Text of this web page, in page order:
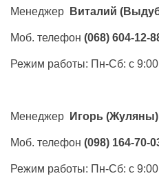
Менеджер Виталий
Моб. телефон (068) 604-12-
Режим работы: Пн-Сб: с
Менеджер Игорь (Жуляны)
Моб. телефон (098) 164-70-
Режим работы: Пн-Сб: с